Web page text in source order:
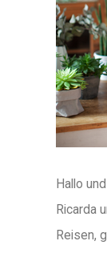
Hallo
Ricarda
Reisen,